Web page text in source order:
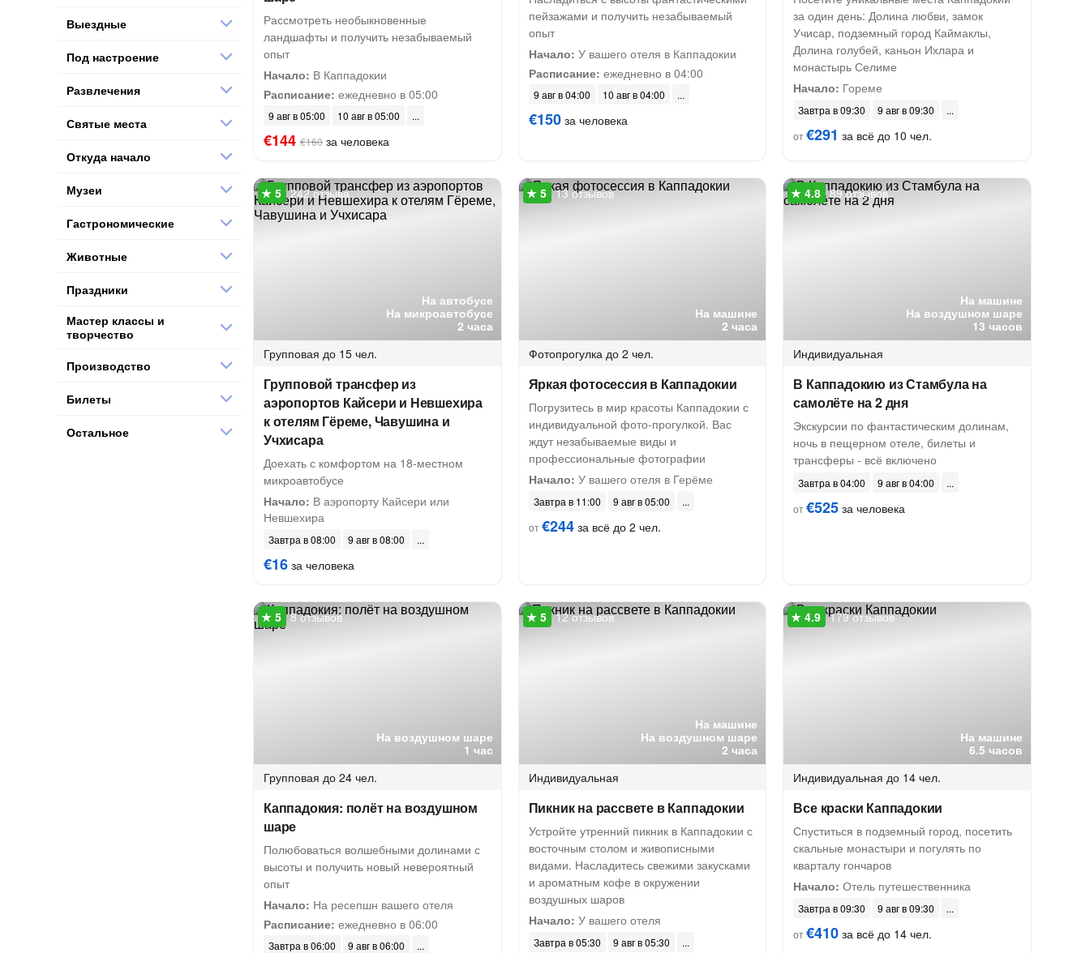
Рассмотреть необыкновенные
ландшафты и получить незабываемый
опыт
Начало: В Каппадокии
Расписание: ежедневно в 05:00
9 авг в 05:00 10 авг в 05:00
€144 €160 за человека
пейзажами и получить незабываемый
опыт
Начало: У вашего отеля в Каппадокии
Расписание: ежедневно в 04:00
9 авг в 04:00 10 авг в 04:00
€150за человека
за один день: Долина любви, замок
Учисар, подземный город Каймаклы,
Долина голубей, каньон Ихлара и
монастырь Селиме
Начало: Гореме
Завтра в 09:30
9 авг в 09:30
от€291 за всё до 10 чел.
На автобусе
На микроавтобусе
2 часа
242 отзыва
Групповая до 15 чел.
Групповой трансфер из
аэропортов Кайсери и Невшехира
к отелям Гёреме, Чавушина и
Учхисара
Доехать с комфортом на 18-местном
микроавтобусе
Начало: В аэропорту Кайсери или
Невшехира
Завтра в 08:00 9 авг в 08:00
€16 за человека
На машине
2 часа
13 отзывов
Фотопрогулка до 2 чел.
Яркая фотосессия в Каппадокии
Погрузитесь в мир красоты Каппадокии с
индивидуальной фото-прогулкой. Вас
ждут незабываемые виды и
профессиональные фотографии
Начало: У вашего отеля в Герёме
Завтра в 11:00
9 авг в 05:00
от€244за всё до 2 чел.
На машине
На воздушном шаре
13 часов
89 отзывов
Индивидуальная
В Каппадокию из Стамбула на
самолёте на 2 дня
Экскурсии по фантастическим долинам,
ночь в пещерном отеле, билеты и
трансферы - всё включено
Завтра в 04:00
9 авг в 04:00
от€525 за человека
На воздушном шаре
1 час
8 отзывов
Групповая до 24 чел.
Каппадокия: полёт на воздушном
шаре
Полюбоваться волшебными долинами с
высоты и получить новый невероятный
опыт
Начало: На ресепшн вашего отеля
Расписание: ежедневно в 06:00
Завтра в 06:00 9 авг в 06:00
На машине
На воздушном шаре
2 часа
12 отзывов
Индивидуальная
Пикник на рассвете в Каппадокии
Устройте утренний пикник в Каппадокии с
восточным столом и живописными
видами. Насладитесь свежими закусками
и ароматным кофе в окружении
воздушных шаров
Начало: У вашего отеля
Завтра в 05:30
9 авг в 05:30
На машине
6.5 часов
179 отзывов
Индивидуальная до 14 чел.
Все краски Каппадокии
Спуститься в подземный город, посетить
скальные монастыри и погулять по
кварталу гончаров
Начало: Отель путешественника
Завтра в 09:30
9 авг в 09:30
от€410 за всё до 14 чел.
Выездные
Под настроение
Развлечения
Святые места
Откуда начало
Музеи
Гастрономические
Животные
Праздники
Мастер классы и
творчество
Производство
Билеты
Остальное